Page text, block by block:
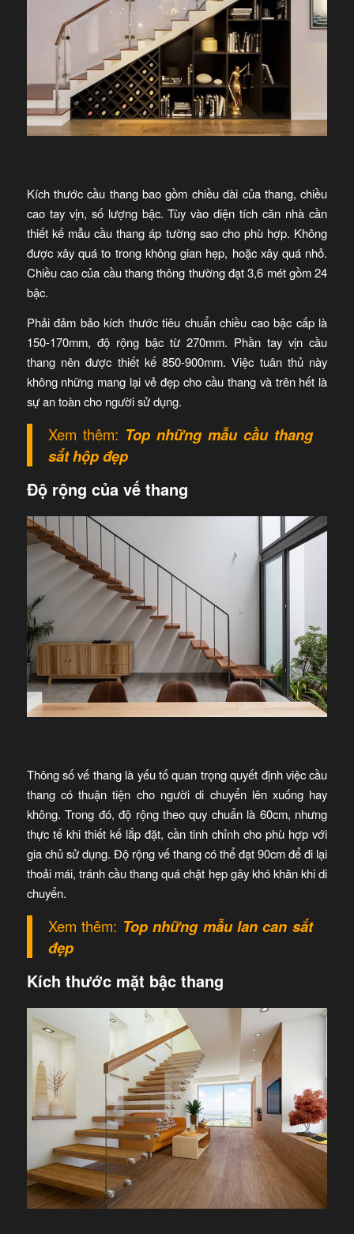
Kích thước cầu thang bao gồm chiều dài của thang, chiều
cao tay vịn, số lượng bậc. Tùy vào diện tích căn nhà cần
thiết kế mẫu cầu thang áp tường sao cho phù hợp. Không
được xây quá to trong không gian hẹp, hoặc xây quá nhỏ.
Chiều cao của cầu thang thông thường đạt 3,6 mét gồm 24
bậc.
Phải đảm bảo kích thước tiêu chuẩn chiều cao bậc cấp là
150-170mm, độ rộng bậc từ 270mm. Phần tay vịn cầu
thang nên được thiết kế 850-900mm. Việc tuân thủ này
không những mang lại vẻ đẹp cho cầu thang và trên hết là
sự an toàn cho người sử dụng.
Xem thêm: Top những mẫu cầu thang
sắt hộp đẹp
Độ rộng của vế thang
Thông số vế thang là yếu tố quan trọng quyết định việc cầu
thang có thuận tiện cho người di chuyển lên xuống hay
không. Trong đó, độ rộng theo quy chuẩn là 60cm, nhưng
thực tế khi thiết kế lắp đặt, cần tinh chỉnh cho phù hợp với
gia chủ sử dụng. Độ rộng vế thang có thể đạt 90cm để đi lại
thoải mái, tránh cầu thang quá chật hẹp gây khó khăn khi di
chuyển.
Xem thêm: Top những mẫu lan can sắt
đẹp
Kích thước mặt bậc thang